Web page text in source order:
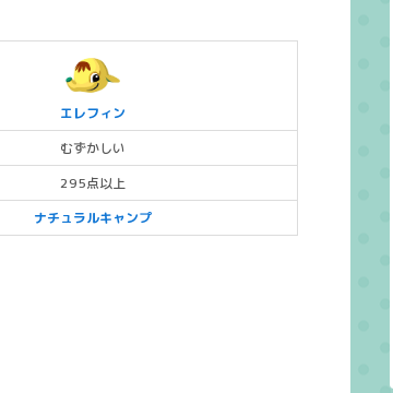
エレフィン
むずかしい
295点以上
ナチュラルキャンプ